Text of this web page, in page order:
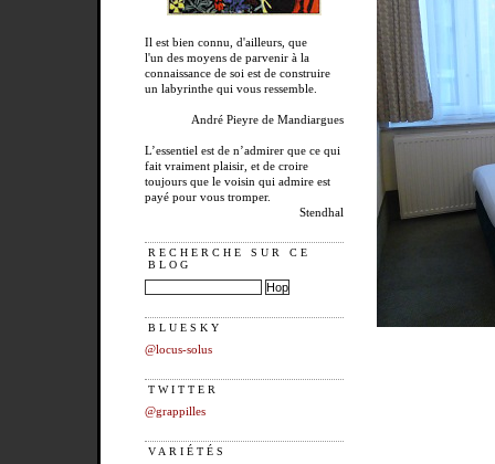
Il est bien connu, d'ailleurs, que
l'un des moyens de parvenir à la
connaissance de soi est de construire
un labyrinthe qui vous ressemble.
André Pieyre de Mandiargues
L’essentiel est de n’admirer que ce qui
fait vraiment plaisir, et de croire
toujours que le voisin qui admire est
payé pour vous tromper.
Stendhal
RECHERCHE SUR CE
BLOG
BLUESKY
@locus-solus
TWITTER
@grappilles
VARIÉTÉS